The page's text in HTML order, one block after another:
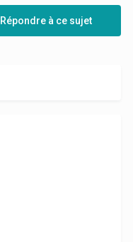
Répondre à ce sujet